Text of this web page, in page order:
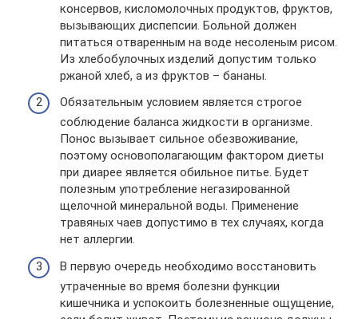
консервов, кисломолочных продуктов, фруктов,
вызывающих диспепсии. Больной должен
питаться отваренным на воде несоленым рисом.
Из хлебобулочных изделий допустим только
ржаной хлеб, а из фруктов – бананы.
Обязательным условием является строгое
соблюдение баланса жидкости в организме.
Понос вызывает сильное обезвоживание,
поэтому основополагающим фактором диеты
при диарее является обильное питье. Будет
полезным употребление негазированной
щелочной минеральной воды. Применение
травяных чаев допустимо в тех случаях, когда
нет аллергии.
В первую очередь необходимо восстановить
утраченные во время болезни функции
кишечника и успокоить болезненные ощущение,